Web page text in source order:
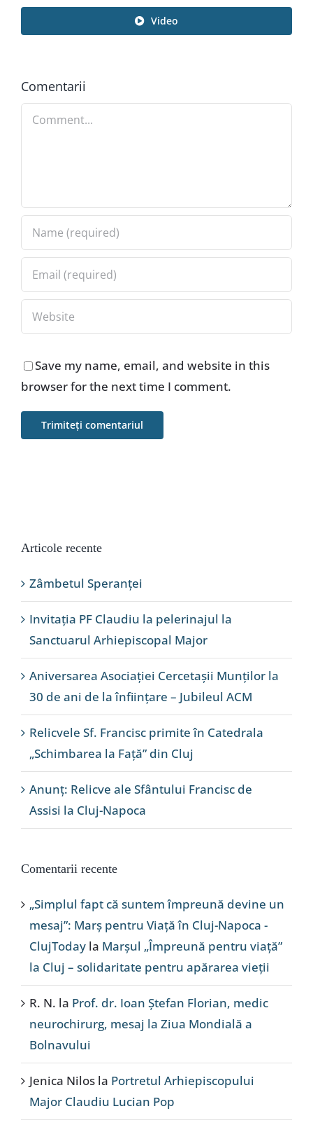
Video
Comentarii
Comment
Save my name, email, and website in this
browser for the next time I comment.
Articole recente
Zâmbetul Speranței
Invitația PF Claudiu la pelerinajul la
Sanctuarul Arhiepiscopal Major
Aniversarea Asociației Cercetașii Munților la
30 de ani de la înființare – Jubileul ACM
Relicvele Sf. Francisc primite în Catedrala
„Schimbarea la Față” din Cluj
Anunț: Relicve ale Sfântului Francisc de
Assisi la Cluj-Napoca
Comentarii recente
„Simplul fapt că suntem împreună devine un
mesaj”: Marș pentru Viață în Cluj-Napoca -
ClujToday la Marșul „Împreună pentru viață”
la Cluj – solidaritate pentru apărarea vieții
R. N. la Prof. dr. Ioan Ștefan Florian, medic
neurochirurg, mesaj la Ziua Mondială a
Bolnavului
Jenica Nilos la Portretul Arhiepiscopului
Major Claudiu Lucian Pop